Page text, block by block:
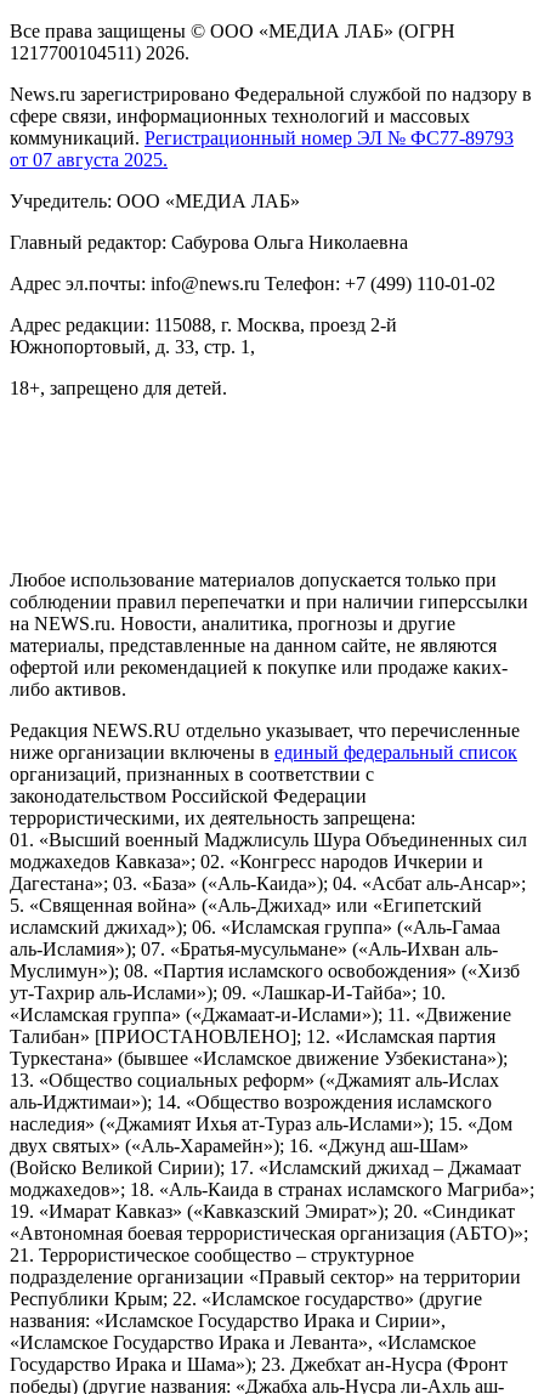
Все права защищены © ООО «МЕДИА ЛАБ» (ОГРН
1217700104511) 2026.
News.ru зарегистрировано Федеральной службой по надзору в
сфере связи, информационных технологий и массовых
коммуникаций. Регистрационный номер ЭЛ № ФС77-89793
от 07 августа 2025.
Учредитель: ООО «МЕДИА ЛАБ»
Главный редактор: Сабурова Ольга Николаевна
Адрес эл.почты: info@news.ru Телефон: +7 (499) 110-01-02
Адрес редакции: 115088, г. Москва, проезд 2-й
Южнопортовый, д. 33, стр. 1,
18+, запрещено для детей.
Любое использование материалов допускается только при
соблюдении правил перепечатки и при наличии гиперссылки
на NEWS.ru. Новости, аналитика, прогнозы и другие
материалы, представленные на данном сайте, не являются
офертой или рекомендацией к покупке или продаже каких-
либо активов.
Редакция NEWS.RU отдельно указывает, что перечисленные
ниже организации включены в единый федеральный список
организаций, признанных в соответствии с
законодательством Российской Федерации
террористическими, их деятельность запрещена:
01. «Высший военный Маджлисуль Шура Объединенных сил
моджахедов Кавказа»; 02. «Конгресс народов Ичкерии и
Дагестана»; 03. «База» («Аль-Каида»); 04. «Асбат аль-Ансар»;
5. «Священная война» («Аль-Джихад» или «Египетский
исламский джихад»); 06. «Исламская группа» («Аль-Гамаа
аль-Исламия»); 07. «Братья-мусульмане» («Аль-Ихван аль-
Муслимун»); 08. «Партия исламского освобождения» («Хизб
ут-Тахрир аль-Ислами»); 09. «Лашкар-И-Тайба»; 10.
«Исламская группа» («Джамаат-и-Ислами»); 11. «Движение
Талибан» [ПРИОСТАНОВЛЕНО]; 12. «Исламская партия
Туркестана» (бывшее «Исламское движение Узбекистана»);
13. «Общество социальных реформ» («Джамият аль-Ислах
аль-Иджтимаи»); 14. «Общество возрождения исламского
наследия» («Джамият Ихья ат-Тураз аль-Ислами»); 15. «Дом
двух святых» («Аль-Харамейн»); 16. «Джунд аш-Шам»
(Войско Великой Сирии); 17. «Исламский джихад – Джамаат
моджахедов»; 18. «Аль-Каида в странах исламского Магриба»;
19. «Имарат Кавказ» («Кавказский Эмират»); 20. «Синдикат
«Автономная боевая террористическая организация (АБТО)»;
21. Террористическое сообщество – структурное
подразделение организации «Правый сектор» на территории
Республики Крым; 22. «Исламское государство» (другие
названия: «Исламское Государство Ирака и Сирии»,
«Исламское Государство Ирака и Леванта», «Исламское
Государство Ирака и Шама»); 23. Джебхат ан-Нусра (Фронт
победы) (другие названия: «Джабха аль-Нусра ли-Ахль аш-